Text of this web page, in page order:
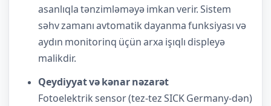
asanlıqla tənzimləməyə imkan verir. Sistem
səhv zamanı avtomatik dayanma funksiyası və
aydın monitorinq üçün arxa işıqlı displeyə
malikdir.
Qeydiyyat və kənar nəzarət
Fotoelektrik sensor (tez-tez SICK Germany-dən)